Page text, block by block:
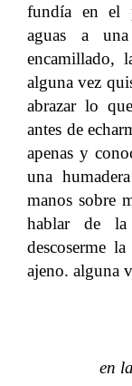
fundía en el
aguas a
encamillado,
alguna vez
abrazar lo
antes de
apenas y
una
manos sobre
hablar de la
descoserme
ajeno. alguna
en